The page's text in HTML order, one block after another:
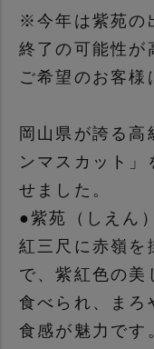
※今年は紫苑の
終了の可能性が
ご希望のお客様
岡山県が誇る
ンマスカット」
せました。
●紫苑（しえん
紅三尺に赤嶺を
で、紫紅色の美
食べられ、まろ
食感が魅力です